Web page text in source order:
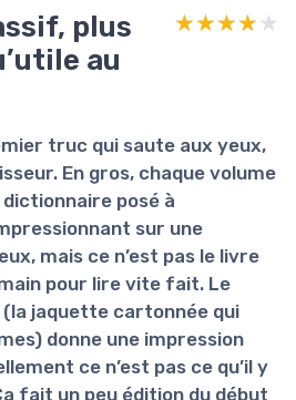
plus
au
★★★★★
★★★★★
truc qui saute aux yeux,
. En gros, chaque volume
posé à
sur une
mais ce n’est pas le livre
pour lire vite fait. Le
jaquette cartonnée qui
donne une impression
ce n’est pas ce qu’il y
fait un peu édition du début